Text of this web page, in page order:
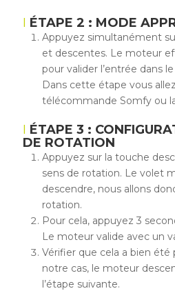
ÉTAPE 2 : MODE
Appuyez simultanément
et descentes. Le moteur
pour valider l’entrée dans
Dans cette étape vous
télécommande Somfy ou
ÉTAPE 3 :
DE ROTATION
Appuyez sur la touche
sens de rotation. Le volet
descendre, nous allons
rotation.
Pour cela, appuyez 3
Le moteur valide avec un
Vérifier que cela a bien été
notre cas, le moteur
l’étape suivante.